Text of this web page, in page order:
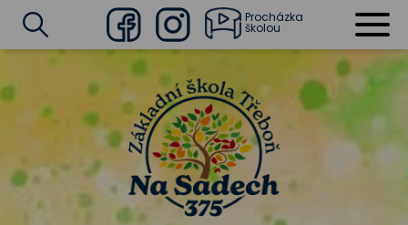
FacebookInstagram
Procházka
školou